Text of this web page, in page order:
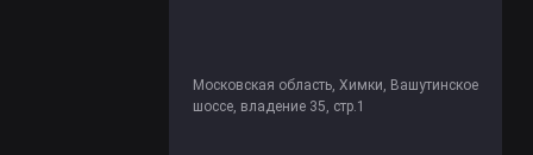
Московская область, Химки, Вашутинское
шоссе, владение 35, стр.1